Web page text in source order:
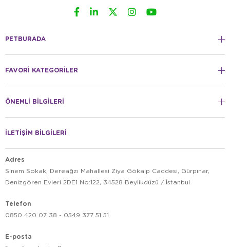
PETBURADA
FAVORİ KATEGORİLER
ÖNEMLİ BİLGİLERİ
İLETİŞİM BİLGİLERİ
Adres
Sinem Sokak, Dereağzı Mahallesi Ziya Gökalp Caddesi, Gürpınar,
Denizgören Evleri 2DE1 No:122, 34528 Beylikdüzü / İstanbul
Telefon
0850 420 07 38 - 0549 377 51 51
E-posta